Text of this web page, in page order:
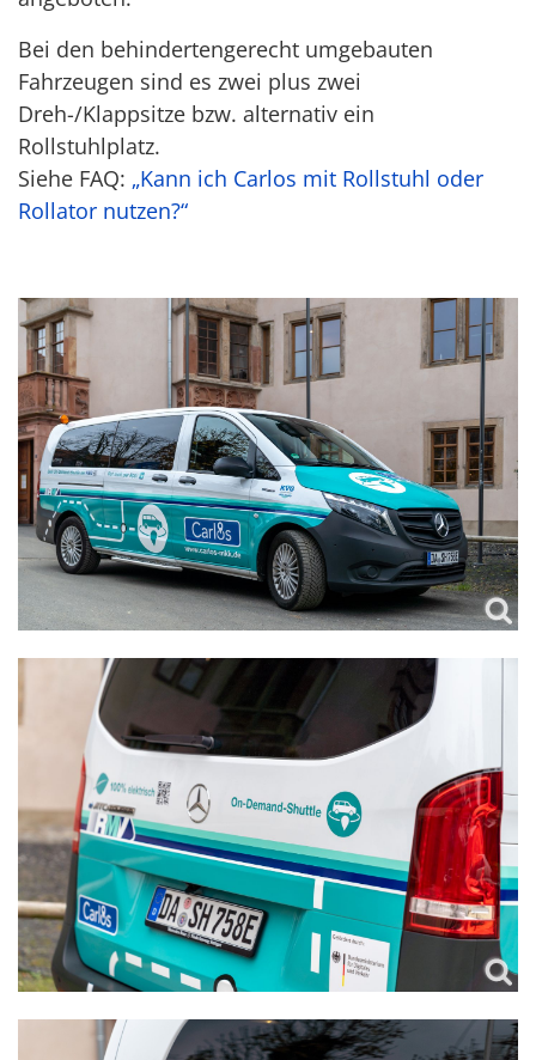
Bei den behindertengerecht umgebauten
Fahrzeugen sind es zwei plus zwei
Dreh-/Klappsitze bzw. alternativ ein
Rollstuhlplatz.
Siehe FAQ: „Kann ich Carlos mit Rollstuhl oder
Rollator nutzen?“